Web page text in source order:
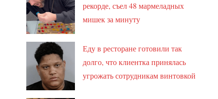
рекорде, съел 48 мармеладных
мишек за минуту
Еду в ресторане готовили так
долго, что клиентка принялась
угрожать сотрудникам винтовкой